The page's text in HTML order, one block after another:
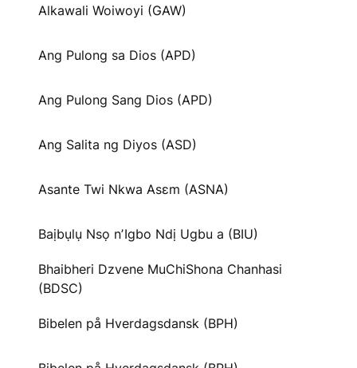
Alkawali Woiwoyi (GAW)
Ang Pulong sa Dios (APD)
Ang Pulong Sang Dios (APD)
Ang Salita ng Diyos (ASD)
Asante Twi Nkwa Asɛm (ASNA)
Baịbụlụ Nsọ nʼIgbo Ndị Ugbu a (BIU)
Bhaibheri Dzvene MuChiShona Chanhasi
(BDSC)
Bibelen på Hverdagsdansk (BPH)